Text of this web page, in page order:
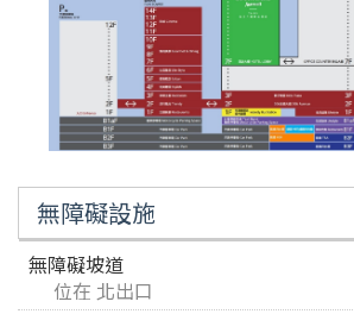
無障礙設施
無障礙坡道
位在 北出口